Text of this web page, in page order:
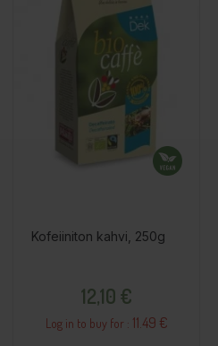
Kofeiiniton kahvi, 250g
12,10 €
Log in to buy for : 11.49 €